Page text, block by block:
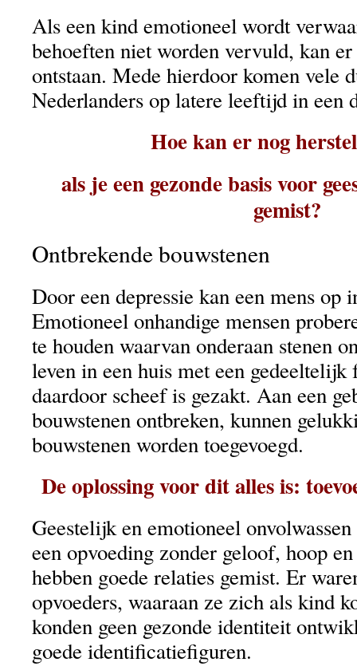
Als een kind emotioneel wordt
behoeften niet worden vervuld, kan
ontstaan. Mede hierdoor komen vele
Nederlanders op latere leeftijd in een
Hoe kan er nog
als je een gezonde basis voor
gemist?
Ontbrekende bouwstenen
Door een depressie kan een mens op
Emotioneel onhandige mensen
te houden waarvan onderaan stenen
leven in een huis met een gedeeltelijk
daardoor scheef is gezakt. Aan een
bouwstenen ontbreken, kunnen
bouwstenen worden toegevoegd.
De oplossing voor dit alles is:
Geestelijk en emotioneel
een opvoeding zonder geloof, hoop
hebben goede relaties gemist. Er
opvoeders, waaraan ze zich als kind
konden geen gezonde identiteit
goede identificatiefiguren.